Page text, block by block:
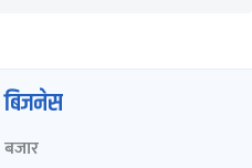
बिजनेस
बजार